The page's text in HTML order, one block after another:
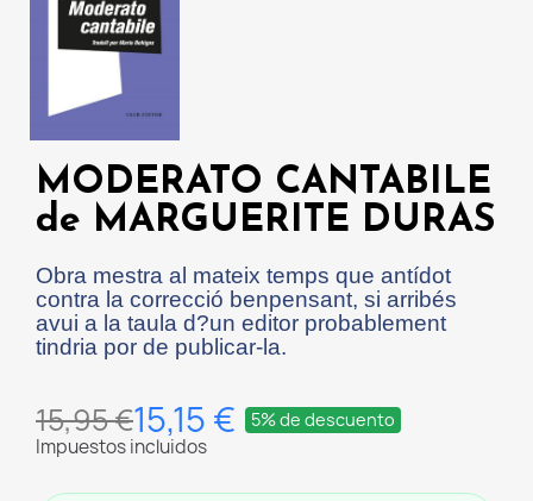
MODERATO CANTABILE
de MARGUERITE DURAS
Obra mestra al mateix temps que antídot
contra la correcció benpensant, si arribés
avui a la taula d?un editor probablement
tindria por de publicar-la.
15,95 €15,15 € 5% de descuento
Impuestos incluidos